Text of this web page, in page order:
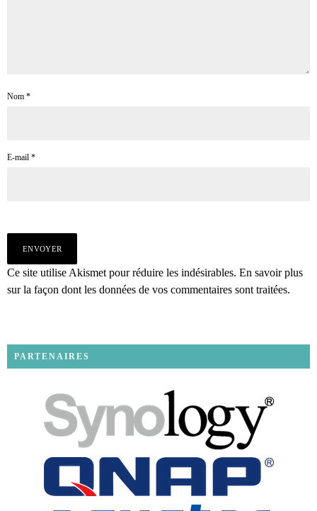
Nom *
E-mail *
Ce site utilise Akismet pour réduire les indésirables. En savoir plus
sur la façon dont les données de vos commentaires sont traitées.
PARTENAIRES